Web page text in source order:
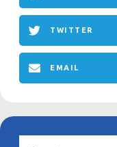
TWITTER
EMAIL